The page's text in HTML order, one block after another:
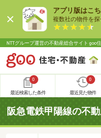
アプリ版はこ
複数社の物件を探
NTTグループ運営の不動産総合サイト goo
0
最近検索した条件
0
最近見た物件
阪急電鉄甲陽線の不